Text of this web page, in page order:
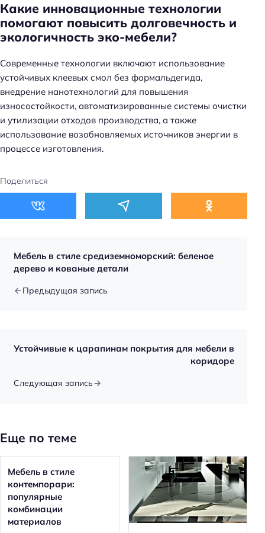
Какие инновационные технологии
помогают повысить долговечность и
экологичность эко-мебели?
Современные технологии включают использование
устойчивых клеевых смол без формальдегида,
внедрение нанотехнологий для повышения
износостойкости, автоматизированные системы очистки
и утилизации отходов производства, а также
использование возобновляемых источников энергии в
процессе изготовления.
Поделиться
Мебель в стиле средиземноморский: беленое
дерево и кованые детали
Предыдущая запись
Устойчивые к царапинам покрытия для мебели в
коридоре
Следующая запись
Еще по теме
Мебель в стиле
контемпорари:
популярные
комбинации
материалов